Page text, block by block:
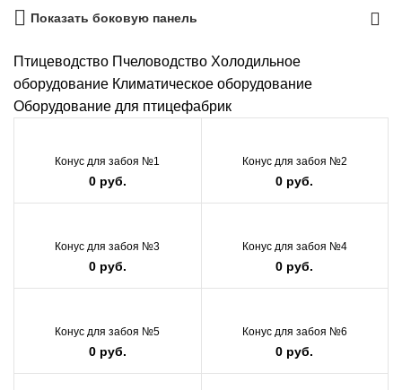
Показать боковую панель
Птицеводство Пчеловодство Холодильное
оборудование Климатическое оборудование
Оборудование для птицефабрик
Конус для забоя №1
0 руб.
Конус для забоя №2
0 руб.
Конус для забоя №3
0 руб.
Конус для забоя №4
0 руб.
Конус для забоя №5
0 руб.
Конус для забоя №6
0 руб.